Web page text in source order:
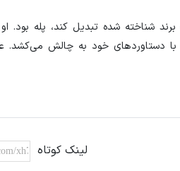
شناخته شده تبدیل کند، پله بود.
با دستاوردهای خود به چالش
لینک کوتاه